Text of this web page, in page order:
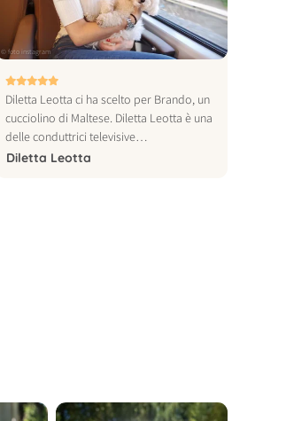
© foto instagram
Diletta Leotta ci ha scelto per Brando, un
cucciolino di Maltese. Diletta Leotta è una
delle conduttrici televisive…
Diletta Leotta